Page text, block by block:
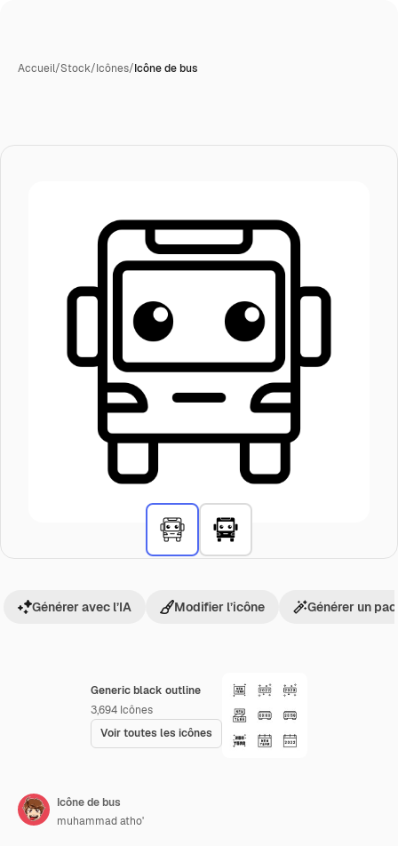
Accueil/Stock/Icônes/Icône de bus
Generic black outline
3,694 Icônes
Voir toutes les icônes
Générer avec l’IA Modifier l’icône Générer un
Icône de bus
muhammad atho'